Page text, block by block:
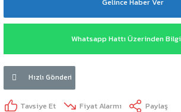
Whatsapp Hattı Üzerinden Bilgi
Hızlı Gönderi
Tavsiye Et Fiyat Alarmı Paylaş